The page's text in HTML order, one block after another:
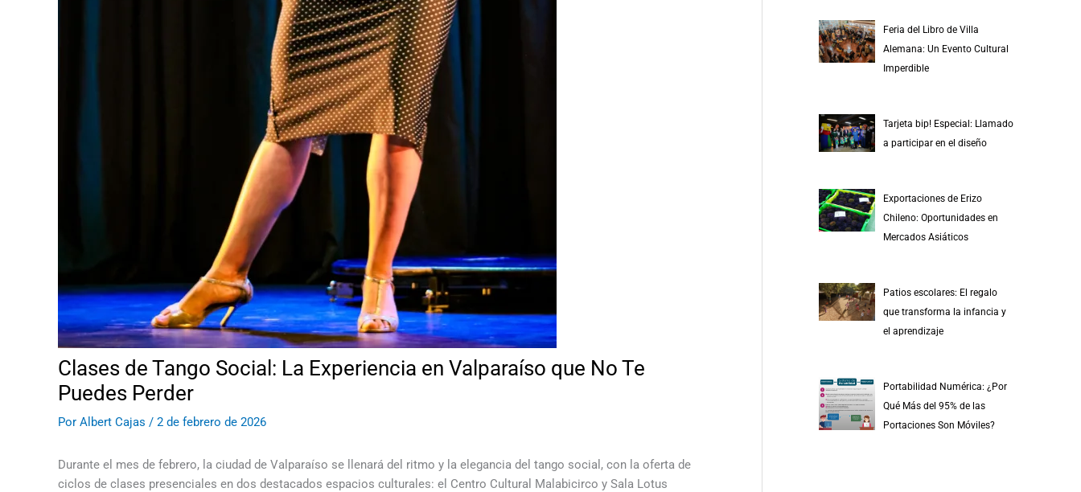
Clases de Tango Social: La Experiencia en Valparaíso que No Te
Puedes Perder
Por Albert Cajas / 2 de febrero de 2026
Durante el mes de febrero, la ciudad de Valparaíso se llenará del ritmo y la elegancia del tango social, con la oferta de
ciclos de clases presenciales en dos destacados espacios culturales: el Centro Cultural Malabicirco y Sala Lotus
Feria del Libro de Villa
Alemana: Un Evento Cultural
Imperdible
Tarjeta bip! Especial: Llamado
a participar en el diseño
Exportaciones de Erizo
Chileno: Oportunidades en
Mercados Asiáticos
Patios escolares: El regalo
que transforma la infancia y
el aprendizaje
Portabilidad Numérica: ¿Por
Qué Más del 95% de las
Portaciones Son Móviles?